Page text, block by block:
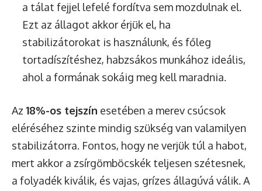
a tálat fejjel lefelé fordítva sem mozdulnak el.
Ezt az állagot akkor érjük el, ha
stabilizátorokat is használunk, és főleg
tortadíszítéshez, habzsákos munkához ideális,
ahol a formának sokáig meg kell maradnia.
Az 18%-os tejszín esetében a merev csúcsok
eléréséhez szinte mindig szükség van valamilyen
stabilizátorra. Fontos, hogy ne verjük túl a habot,
mert akkor a zsírgömböcskék teljesen szétesnek,
a folyadék kiválik, és vajas, grízes állagúvá válik. A